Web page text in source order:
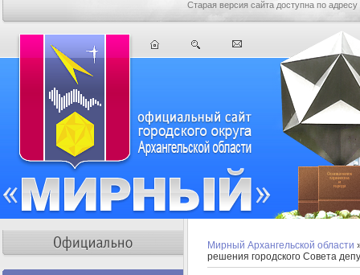
Старая версия сайта доступна по адресу
Мирный Архангельской области
решения городского Совета